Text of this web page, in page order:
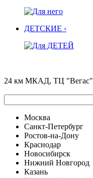
ДЕТСКИЕ ›
24 км МКАД, ТЦ "Вегас"
Москва
Санкт-Петербург
Ростов-на-Дону
Краснодар
Новосибирск
Нижний Новгород
Казань